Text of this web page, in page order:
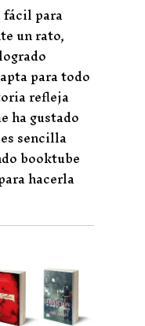
para
un rato,
para todo
refleja
ha gustado
sencilla
booktube
hacerla